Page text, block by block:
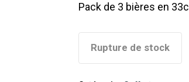
Pack de 3 bières en 33cl
Rupture de stock